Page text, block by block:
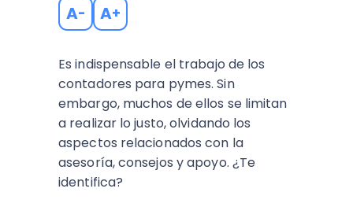
A- A+
Es indispensable el trabajo de los
contadores para pymes. Sin
embargo, muchos de ellos se limitan
a realizar lo justo, olvidando los
aspectos relacionados con la
asesoría, consejos y apoyo. ¿Te
identifica?